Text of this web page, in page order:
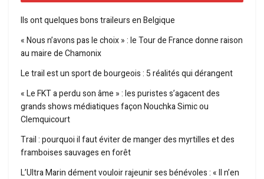
Ils ont quelques bons traileurs en Belgique
« Nous n’avons pas le choix » : le Tour de France donne raison
au maire de Chamonix
Le trail est un sport de bourgeois : 5 réalités qui dérangent
« Le FKT a perdu son âme » : les puristes s’agacent des
grands shows médiatiques façon Nouchka Simic ou
Clemquicourt
Trail : pourquoi il faut éviter de manger des myrtilles et des
framboises sauvages en forêt
L’Ultra Marin dément vouloir rajeunir ses bénévoles : « Il n’en